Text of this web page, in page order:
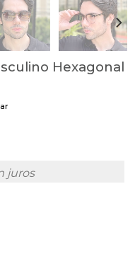
Hexagonal
juros